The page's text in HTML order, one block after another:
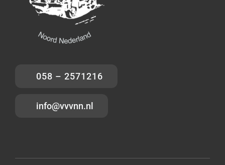
058 – 2571216
info@vvvnn.nl